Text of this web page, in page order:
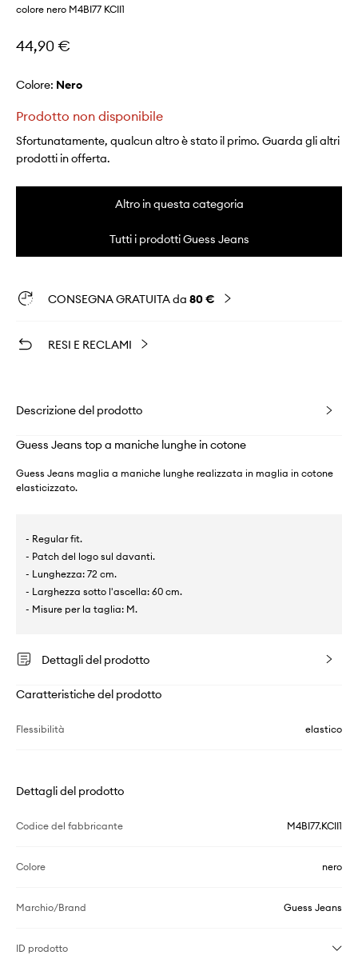
colore nero M4BI77 KCII1
44,90 €
Colore: nero
Prodotto non disponibile
Sfortunatamente, qualcun altro è stato il primo. Guarda gli altri
prodotti in offerta.
Altro in questa categoria
Tutti i prodotti Guess Jeans
CONSEGNA GRATUITA da 80 €
RESI E RECLAMI
Descrizione del prodotto
Guess Jeans top a maniche lunghe in cotone
Guess Jeans maglia a maniche lunghe realizzata in maglia in cotone
elasticizzato.
- Regular fit.
- Patch del logo sul davanti.
- Lunghezza: 72 cm.
- Larghezza sotto l'ascella: 60 cm.
- Misure per la taglia: M.
Dettagli del prodotto
Caratteristiche del prodotto
Flessibilità elastico
Dettagli del prodotto
Codice del fabbricante M4BI77.KCII1
Colore nero
Marchio/Brand Guess Jeans
ID prodotto